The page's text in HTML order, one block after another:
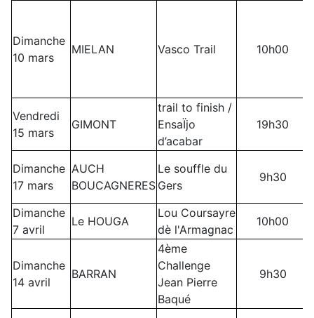
Dimanche
10 mars
MIELAN Vasco Trail 10h00
Vendredi
15 mars
GIMONT
trail to finish /
EnsaÏjo
d’acabar
19h30
Dimanche
17 mars
AUCH
BOUCAGNERES
Le souffle du
Gers
9h30
Dimanche
7 avril
Le HOUGA
Lou Coursayre
dè l'Armagnac
10h00
Dimanche
14 avril
BARRAN
4ème
Challenge
Jean Pierre
Baqué
9h30